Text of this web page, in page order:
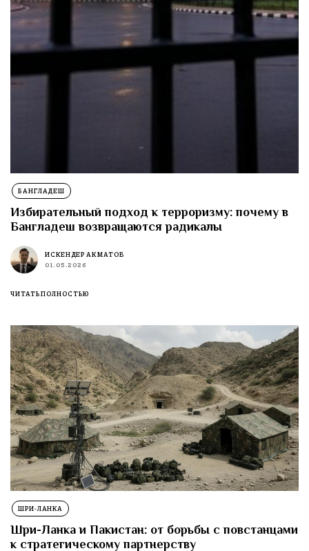
БАНГЛАДЕШ
Избирательный подход к терроризму: почему в
Бангладеш возвращаются радикалы
ИСКЕНДЕР АКМАТОВ
01.05.2026
ЧИТАТЬ ПОЛНОСТЬЮ
ШРИ-ЛАНКА
Шри-Ланка и Пакистан: от борьбы с повстанцами
к стратегическому партнерству